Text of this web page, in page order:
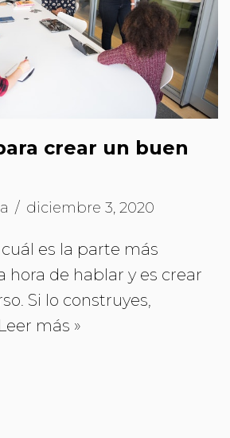
crear un buen
diciembre 3, 2020
es la parte más
hora de hablar y es crear
Si lo construyes,
Leer más »